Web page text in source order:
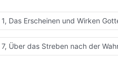
Das Erscheinen und Wirken
Über das Streben nach der